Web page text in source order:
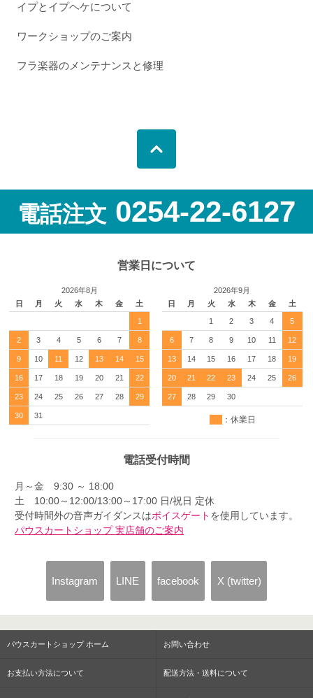
イプとイプヘケについて
ワークショップのご案内
フラ楽器のメンテナンスと修理
電話注文 0254-22-6127
営業日について
2026年8月
日
月 火 水 木 金 土
1
2 3 4 5 6 7 8
9 10 11 12 13 14 15
16 17 18 19 20 21 22
23 24 25 26 27 28 29
30 31
2026年9月
日
月 火 水 木 金 土
1 2 3 4 5
6 7 8 9 10 11 12
13 14 15 16 17 18 19
20 21 22 23 24 25 26
27 28 29 30
：休業日
電話受付時間
月～金 9:30 ～ 18:00
土 10:00～12:00/13:00～17:00 日/祝日 定休
受付時間外の音声ガイダンスはボイスゲート を使用しています。
パウスカートショップ 実店舗のご案内
Instagram LINE facebook X (twitter)
パウスカートショップ ホーム お問い合わせ
お支払い方法について 配送方法・送料について